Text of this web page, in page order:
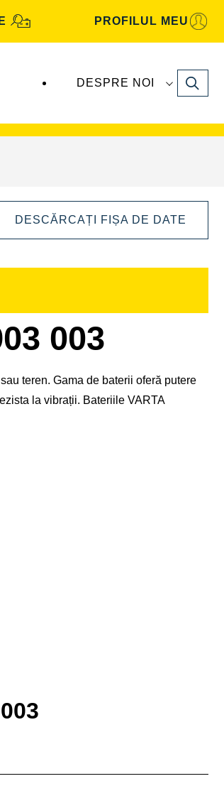
PROFILUL MEU
DESPRE NOI Search
DESCĂRCAȚI FIȘA DE DATE
003
teren. Gama de baterii oferă putere
la vibrații. Bateriile VARTA